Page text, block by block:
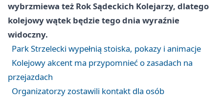
wybrzmiewa też Rok Sądeckich Kolejarzy, dlatego
kolejowy wątek będzie tego dnia wyraźnie
widoczny.
Park Strzelecki wypełnią stoiska, pokazy i animacje
Kolejowy akcent ma przypomnieć o zasadach na
przejazdach
Organizatorzy zostawili kontakt dla osób